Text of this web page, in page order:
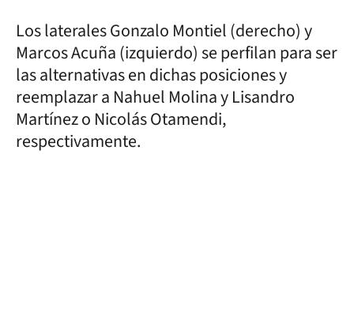
Los laterales Gonzalo Montiel (derecho) y
Marcos Acuña (izquierdo) se perfilan para ser
las alternativas en dichas posiciones y
reemplazar a Nahuel Molina y Lisandro
Martínez o Nicolás Otamendi,
respectivamente.